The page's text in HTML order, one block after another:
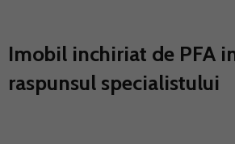
Imobil inchiriat de PFA
raspunsul specialistului